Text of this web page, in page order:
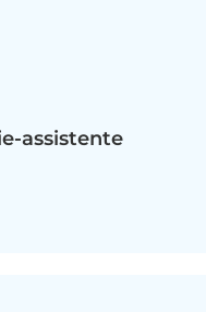
assistente